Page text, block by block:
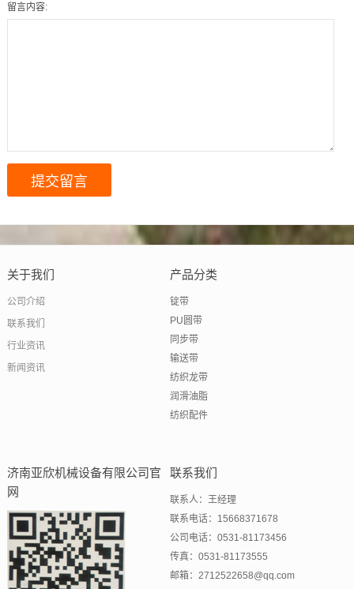
留言内容:
关于我们
公司介绍
联系我们
行业资讯
新闻资讯
产品分类
锭带
PU圆带
同步带
输送带
纺织龙带
润滑油脂
纺织配件
济南亚欣机械设备有限公司官
网
联系我们
联系人：王经理
联系电话：15668371678
公司电话：0531-81173456
传真：0531-81173555
邮箱：2712522658@qq.com